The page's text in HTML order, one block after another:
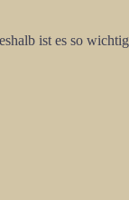
ist es so